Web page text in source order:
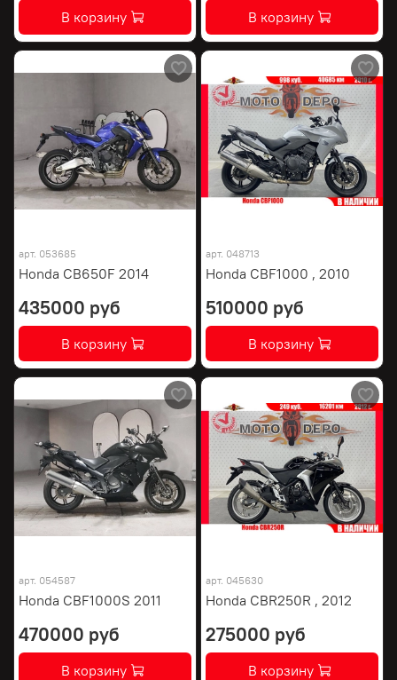
В корзину В корзину
арт. 053685
Honda CB650F 2014
435000 руб
В корзину
арт. 048713
Honda CBF1000 , 2010
510000 руб
В корзину
арт. 054587
Honda CBF1000S 2011
470000 руб
В корзину
арт. 045630
Honda CBR250R , 2012
275000 руб
В корзину